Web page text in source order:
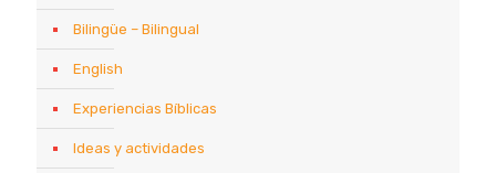
Bilingüe – Bilingual
English
Experiencias Bíblicas
Ideas y actividades